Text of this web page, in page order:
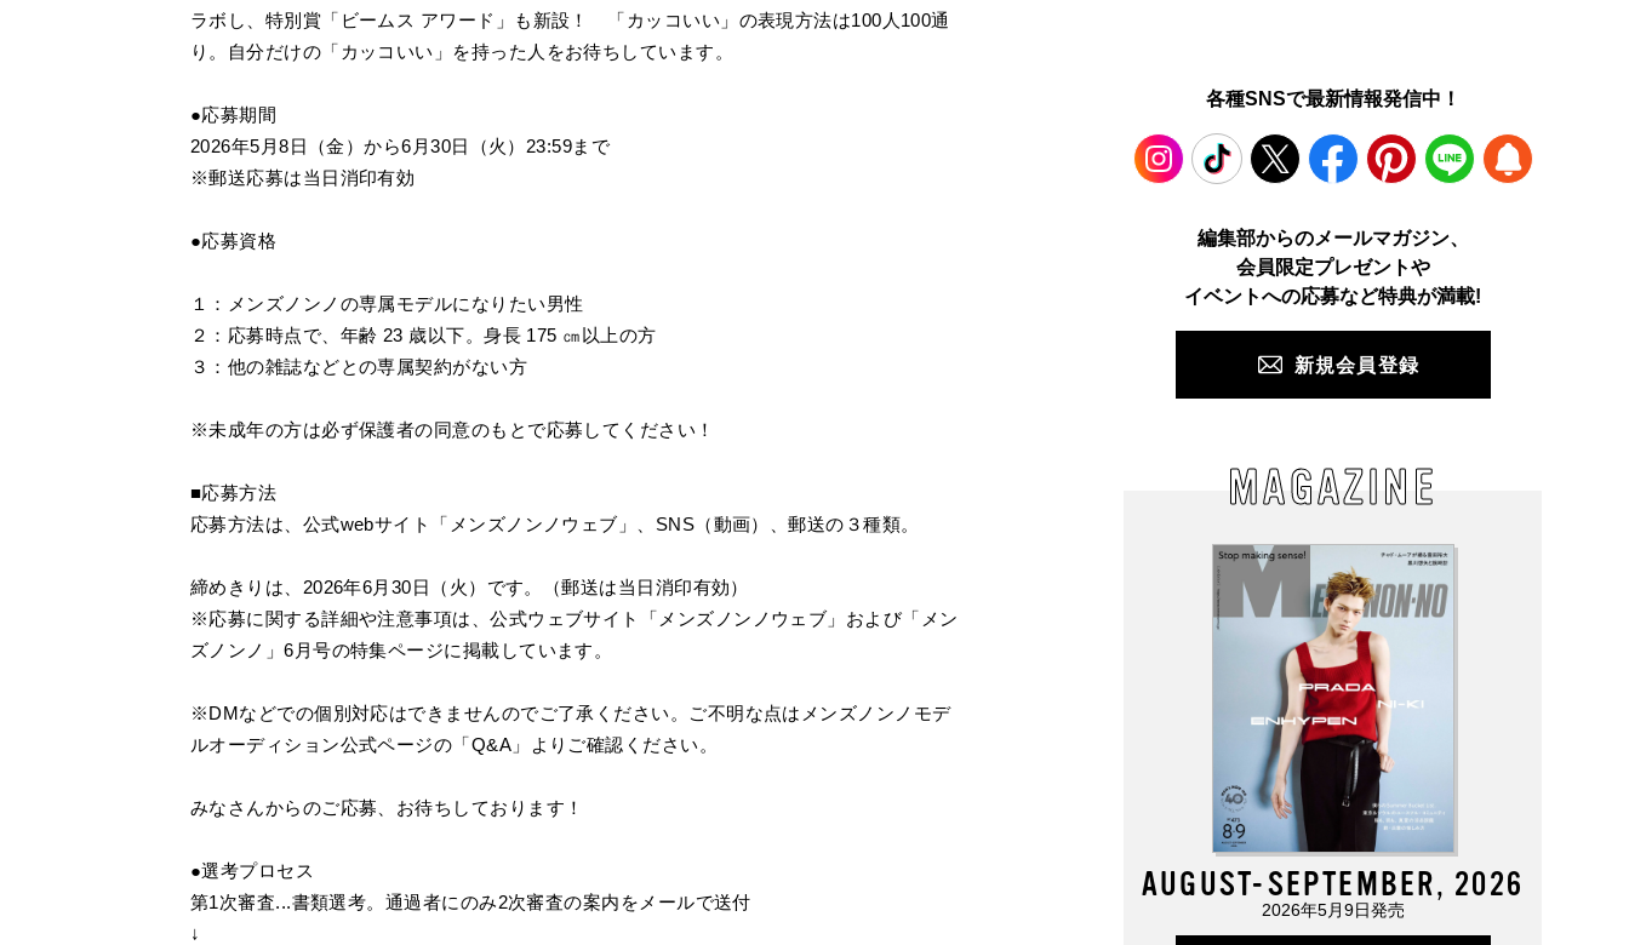
ラボし、特別賞「ビームス アワード」も新設！ 「カッコいい」の表現方法は100人100通
り。自分だけの「カッコいい」を持った人をお待ちしています。
●応募期間
2026年5月8日（金）から6月30日（火）23:59まで
※郵送応募は当日消印有効
●応募資格
１：メンズノンノの専属モデルになりたい男性
２：応募時点で、年齢 23 歳以下。身長 175 ㎝以上の方
３：他の雑誌などとの専属契約がない方
※未成年の方は必ず保護者の同意のもとで応募してください！
■応募方法
応募方法は、公式webサイト「メンズノンノウェブ」、SNS（動画）、郵送の３種類。
締めきりは、2026年6月30日（火）です。（郵送は当日消印有効）
※応募に関する詳細や注意事項は、公式ウェブサイト「メンズノンノウェブ」および「メン
ズノンノ」6月号の特集ページに掲載しています。
※DMなどでの個別対応はできませんのでご了承ください。ご不明な点はメンズノンノモデ
ルオーディション公式ページの「Q&A」よりご確認ください。
みなさんからのご応募、お待ちしております！
●選考プロセス
第1次審査...書類選考。通過者にのみ2次審査の案内をメールで送付
↓
各種SNSで最新情報発信中！
TikTok Facebook Pinterest LINE
編集部からのメールマガジン、
会員限定プレゼントや
イベントへの応募など特典が満載!
新規会員登録
MAGAZINE
AUGUST-SEPTEMBER, 2026
2026年5月9日発売